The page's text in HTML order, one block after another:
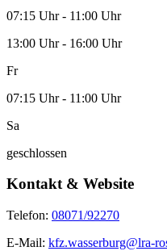
07:15 Uhr - 11:00 Uhr
13:00 Uhr - 16:00 Uhr
Fr
07:15 Uhr - 11:00 Uhr
Sa
geschlossen
Kontakt & Website
Telefon: 08071/92270
E-Mail: kfz.wasserburg@lra-